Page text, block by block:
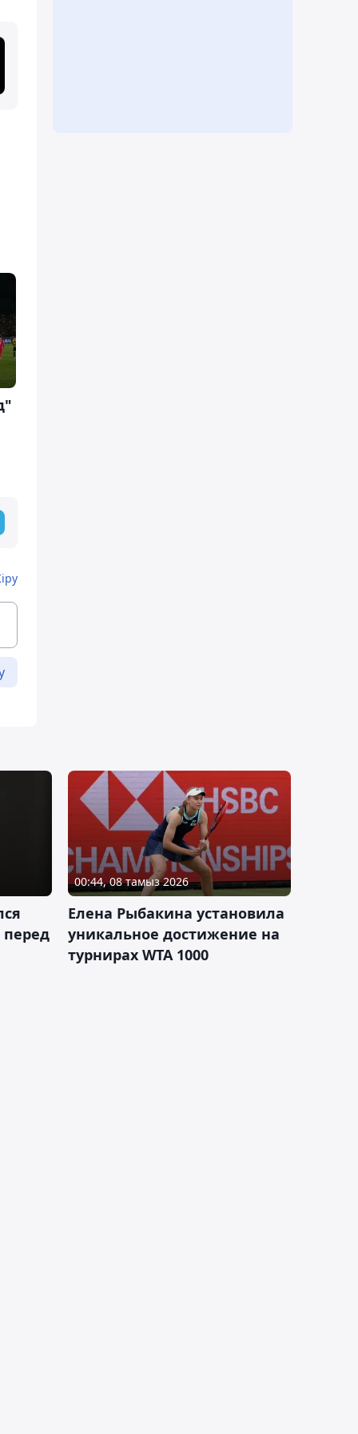
перед
00:44, 08 тамыз 2026
Елена Рыбакина установила
уникальное достижение на
турнирах WTA 1000